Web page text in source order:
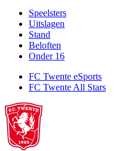
Speelsters
Uitslagen
Stand
Beloften
Onder 16
FC Twente eSports
FC Twente All Stars